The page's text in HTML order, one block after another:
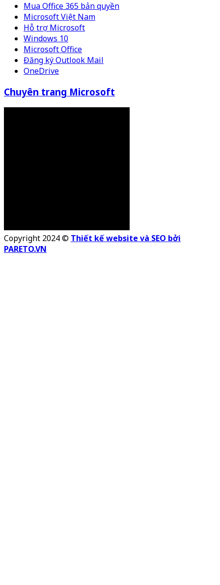
Mua Office 365 bản quyền
Microsoft Việt Nam
Hỗ trợ Microsoft
Windows 10
Microsoft Office
Đăng ký Outlook Mail
OneDrive
Chuyên trang Microsoft
Copyright 2024 © Thiết kế website và SEO bởi
PARETO.VN